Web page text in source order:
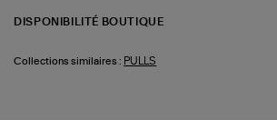
DISPONIBILITÉ BOUTIQUE
Collections similaires : PULLS